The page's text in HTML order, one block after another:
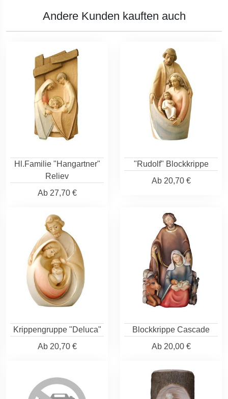
Andere Kunden kauften auch
Hl.Familie "Hangartner"
Reliev
Ab27,70 €
"Rudolf" Blockkrippe
Ab20,70 €
Krippengruppe "Deluca"
Ab20,70 €
Blockkrippe Cascade
Ab20,00 €